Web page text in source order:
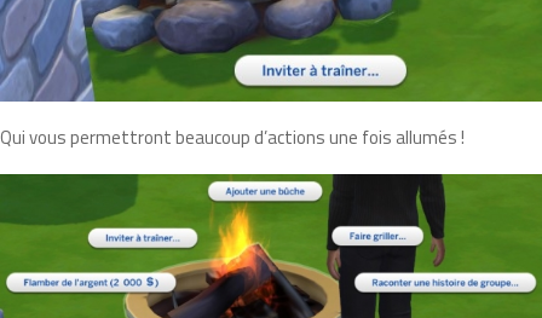
Qui vous permettront beaucoup d’actions une fois allumés !